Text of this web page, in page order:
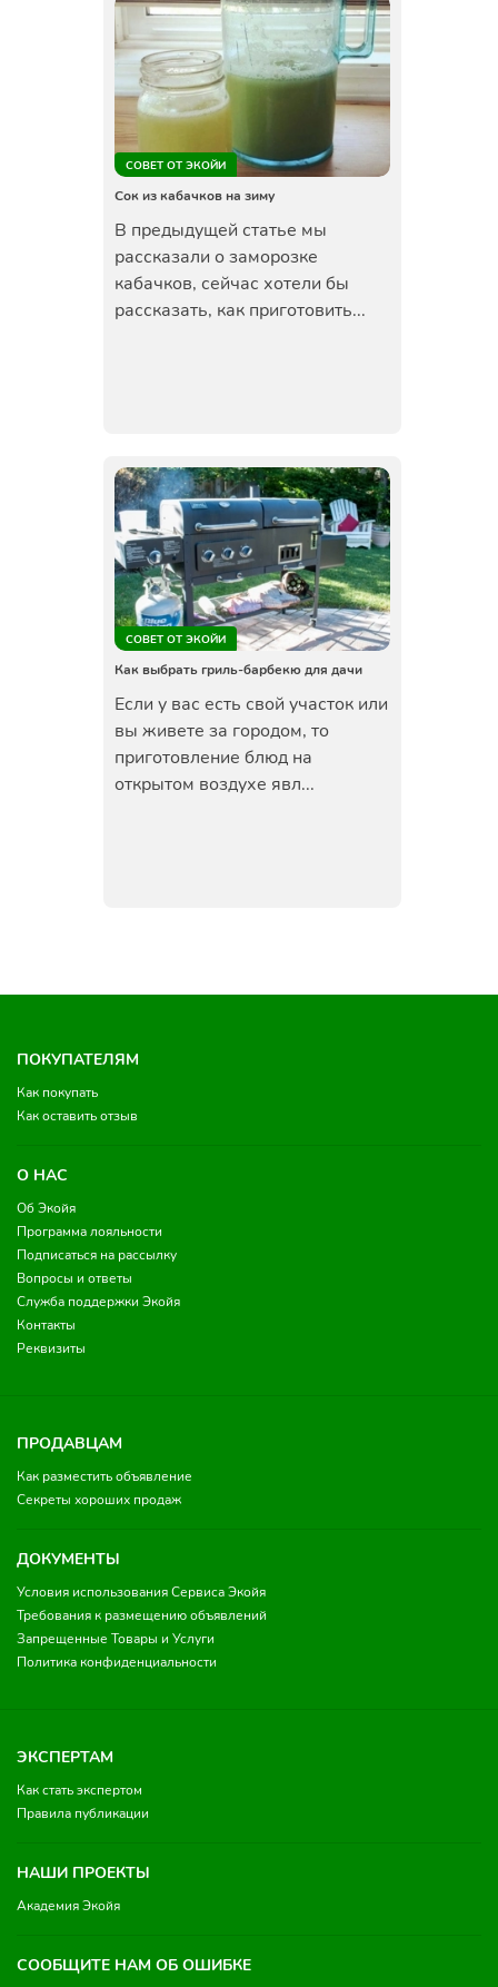
СОВЕТ ОТ ЭКОЙИ
Сок из кабачков на зиму
В предыдущей статье мы
рассказали о заморозке
кабачков, сейчас хотели бы
рассказать, как приготовить...
СОВЕТ ОТ ЭКОЙИ
Как выбрать гриль-барбекю для дачи
Если у вас есть свой участок или
вы живете за городом, то
приготовление блюд на
открытом воздухе явл...
ПОКУПАТЕЛЯМ
Как покупать
Как оставить отзыв
О НАС
Об Экойя
Программа лояльности
Подписаться на рассылку
Вопросы и ответы
Служба поддержки Экойя
Контакты
Реквизиты
ПРОДАВЦАМ
Как разместить объявление
Секреты хороших продаж
ДОКУМЕНТЫ
Условия использования Сервиса Экойя
Требования к размещению объявлений
Запрещенные Товары и Услуги
Политика конфиденциальности
ЭКСПЕРТАМ
Как стать экспертом
Правила публикации
НАШИ ПРОЕКТЫ
Академия Экойя
СООБЩИТЕ НАМ ОБ ОШИБКЕ